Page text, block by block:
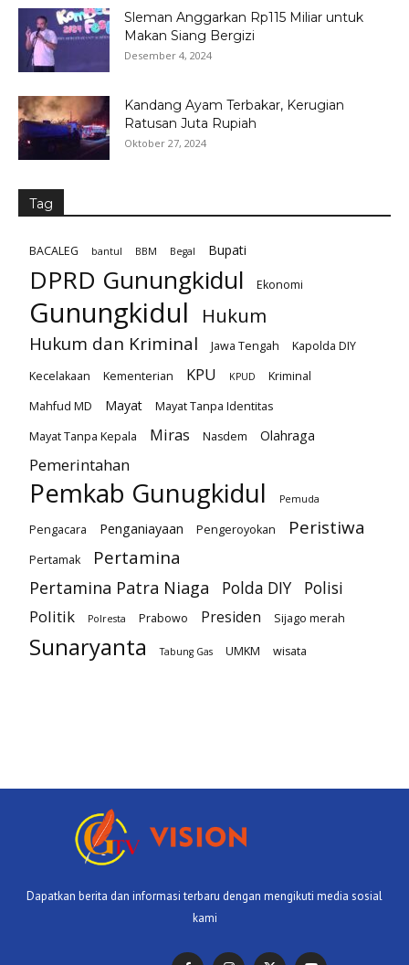
Sleman Anggarkan Rp115 Miliar untuk
Makan Siang Bergizi
Desember 4, 2024
Kandang Ayam Terbakar, Kerugian
Ratusan Juta Rupiah
Oktober 27, 2024
Tag
BACALEG bantul BBM Begal Bupati
DPRD Gunungkidul Ekonomi
Gunungkidul Hukum
Hukum dan Kriminal Jawa Tengah
Kapolda DIY
Kecelakaan
Kementerian KPU KPUD
Kriminal
Mahfud MD
Mayat
Mayat Tanpa Identitas
Mayat Tanpa Kepala
Miras Nasdem Olahraga
Pemerintahan
Pemkab Gunugkidul Pemuda
Pengacara Penganiayaan Pengeroyokan Peristiwa
Pertamak Pertamina
Pertamina Patra Niaga Polda DIY
Polisi
Politik
Polresta Prabowo Presiden Sijago merah
Sunaryanta Tabung Gas UMKM wisata
Dapatkan berita dan informasi terbaru dengan mengikuti media sosial
kami